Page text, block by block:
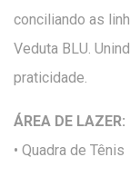
conciliando as
Veduta BLU.
praticidade.
ÁREA DE LAZER:
• Quadra de Tênis